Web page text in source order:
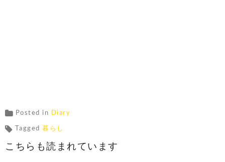
Posted in Diary
Tagged 暮らし
こちらも読まれています